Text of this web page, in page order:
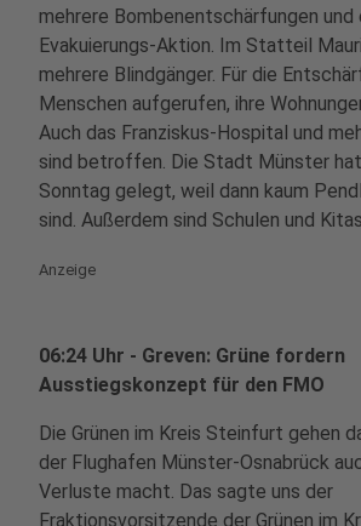
mehrere Bombenentschärfungen und
Evakuierungs-Aktion. Im Statteil
mehrere Blindgänger. Für die
Menschen aufgerufen, ihre
Auch das Franziskus-Hospital und
sind betroffen. Die Stadt Münster
Sonntag gelegt, weil dann kaum
sind. Außerdem sind Schulen und
Anzeige
06:24 Uhr - Greven: Grüne fordern
Ausstiegskonzept für den FMO
Die Grünen im Kreis Steinfurt gehen
der Flughafen Münster-Osnabrück
Verluste macht. Das sagte uns der
Fraktionsvorsitzende der Grünen im